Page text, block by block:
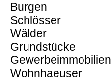
Burgen
Schlösser
Wälder
Grundstücke
Gewerbeimmobilien
Wohnhaeuser